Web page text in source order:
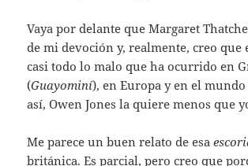
Vaya por delante que Margaret
de mi devoción y, realmente, creo que
casi todo lo malo que ha ocurrido en
(Guayominí), en Europa y en el
así, Owen Jones la quiere menos que
Me parece un buen relato de esa
británica. Es parcial, pero creo que